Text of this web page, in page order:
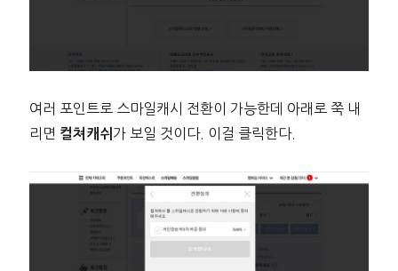
여러 포인트로 스마일캐시 전환이 가능한데 아래로 쭉 내
리면 컬쳐캐쉬 가 보일 것이다. 이걸 클릭한다.